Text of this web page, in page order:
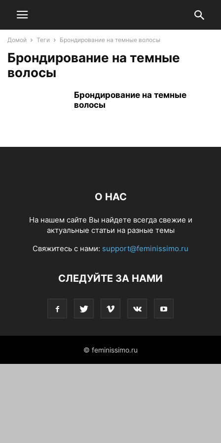
Домой Теги Брондирование на темные волосы
Брондирование на темные
волосы
Брондирование на темные
волосы
О НАС
На нашем сайте Вы найдете всегда свежие и
актуальные статьи на разные темы
Свяжитесь с нами: support@feminissimo.ru
СЛЕДУЙТЕ ЗА НАМИ
© feminissimo.ru